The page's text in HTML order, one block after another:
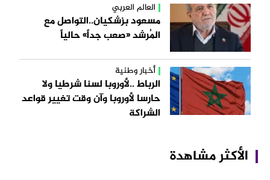
العالم العربي
مسعود بزشكيان..التواصل مع
المُرشد «صعب جداً» حالياً
أخبار وطنية
الرباط ..لأوروبا لسنا شرطيا ولا
حارسا لأوروبا وآن وقت تغيير قواعد
الشراكة
الأكثر مشاهدة